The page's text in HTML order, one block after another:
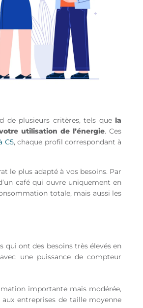
de plusieurs critères, tels que la
utilisation de l’énergie. Ces
C5, chaque profil correspondant à
le plus adapté à vos besoins. Par
café qui ouvre uniquement en
totale, mais aussi les
qui ont des besoins très élevés en
une puissance de compteur
importante mais modérée,
aux entreprises de taille moyenne